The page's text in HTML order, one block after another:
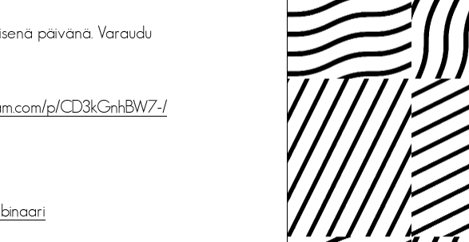
päivänä. Varaudu
p/CD3kGnhBW7-/